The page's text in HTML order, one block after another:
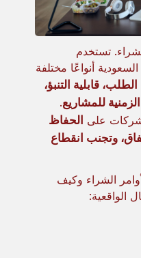
تستخدم
أنواعًا مختلفة
قابلية التنبؤ،
للمشاريع.
على الحفاظ
وتجنب انقطاع
الشراء وكيف
الواقعية: